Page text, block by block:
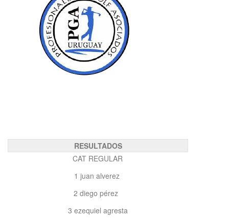
RESULTADOS
CAT REGULAR
1 juan alverez
2 diego pérez
3 ezequiel agresta